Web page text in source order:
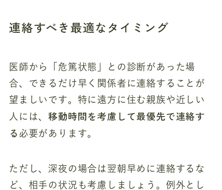
連絡すべき最適なタイミング
医師から「危篤状態」との診断があった場
合、できるだけ早く関係者に連絡することが
望ましいです。特に遠方に住む親族や近しい
人には、移動時間を考慮して最優先で連絡す
る 必要があります。
ただし、深夜の場合は翌朝早めに連絡するな
ど、相手の状況も考慮しましょう。例外とし